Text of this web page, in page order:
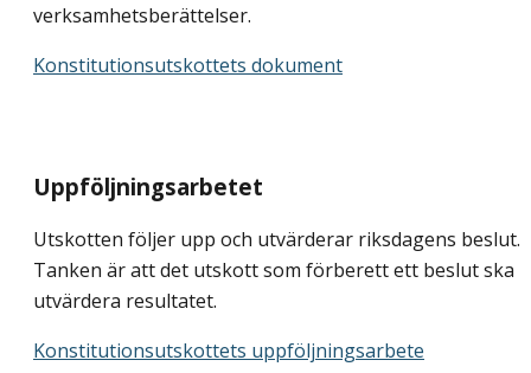
verksamhetsberättelser.
Konstitutionsutskottets dokument
Uppföljningsarbetet
Utskotten följer upp och utvärderar riksdagens beslut.
Tanken är att det utskott som förberett ett beslut ska
utvärdera resultatet.
Konstitutionsutskottets uppföljningsarbete